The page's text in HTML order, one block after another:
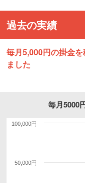
過去の実績
毎月5,000円の掛金
ました
毎月5000
50,000円
100,000円